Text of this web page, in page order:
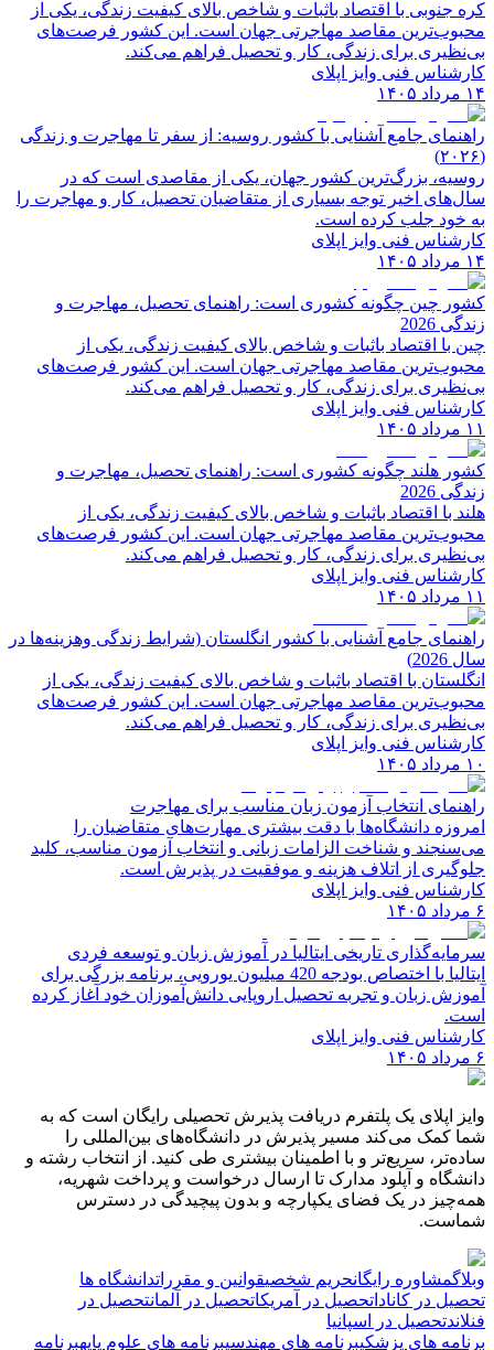
کره جنوبی با اقتصاد باثبات و شاخص‌ بالای کیفیت زندگی، یکی از
محبوب‌ترین مقاصد مهاجرتی جهان است. این کشور فرصت‌های
بی‌نظیری برای زندگی، کار و تحصیل فراهم می‌کند.
کارشناس فنی وایز اپلای
۱۴ مرداد ۱۴۰۵
راهنمای جامع آشنایی با کشور روسیه: از سفر تا مهاجرت و زندگی
(۲۰۲۶)
روسیه، بزرگ‌ترین کشور جهان، یکی از مقاصدی است که در
سال‌های اخیر توجه بسیاری از متقاضیان تحصیل، کار و مهاجرت را
به خود جلب کرده است.
کارشناس فنی وایز اپلای
۱۴ مرداد ۱۴۰۵
کشور چین چگونه کشوری است: راهنمای تحصیل، مهاجرت و
زندگی 2026
چین با اقتصاد باثبات و شاخص‌ بالای کیفیت زندگی، یکی از
محبوب‌ترین مقاصد مهاجرتی جهان است. این کشور فرصت‌های
بی‌نظیری برای زندگی، کار و تحصیل فراهم می‌کند.
کارشناس فنی وایز اپلای
۱۱ مرداد ۱۴۰۵
کشور هلند چگونه کشوری است: راهنمای تحصیل، مهاجرت و
زندگی 2026
هلند با اقتصاد باثبات و شاخص‌ بالای کیفیت زندگی، یکی از
محبوب‌ترین مقاصد مهاجرتی جهان است. این کشور فرصت‌های
بی‌نظیری برای زندگی، کار و تحصیل فراهم می‌کند.
کارشناس فنی وایز اپلای
۱۱ مرداد ۱۴۰۵
راهنمای جامع آشنایی با کشور انگلستان (شرایط زندگی وهزینه‌ها در
سال 2026)
انگلستان با اقتصاد باثبات و شاخص‌ بالای کیفیت زندگی، یکی از
محبوب‌ترین مقاصد مهاجرتی جهان است. این کشور فرصت‌های
بی‌نظیری برای زندگی، کار و تحصیل فراهم می‌کند.
کارشناس فنی وایز اپلای
۱۰ مرداد ۱۴۰۵
راهنمای انتخاب آزمون زبان مناسب برای مهاجرت
امروزه دانشگاه‌ها با دقت بیشتری مهارت‌های متقاضیان را
می‌سنجند و شناخت الزامات زبانی و انتخاب آزمون مناسب، کلید
جلوگیری از اتلاف هزینه و موفقیت در پذیرش است.
کارشناس فنی وایز اپلای
۶ مرداد ۱۴۰۵
سرمایه‌گذاری تاریخی ایتالیا در آموزش زبان و توسعه فردی
ایتالیا با اختصاص بودجه 420 میلیون یورویی، برنامه بزرگی برای
آموزش زبان و تجربه تحصیل اروپایی دانش‌آموزان خود آغاز کرده
است.
کارشناس فنی وایز اپلای
۶ مرداد ۱۴۰۵
وایز اپلای یک پلتفرم دریافت پذیرش تحصیلی رایگان است که به
شما کمک می‌کند مسیر پذیرش در دانشگاه‌های بین‌المللی را
ساده‌تر، سریع‌تر و با اطمینان بیشتری طی کنید. از انتخاب رشته و
دانشگاه و آپلود مدارک تا ارسال درخواست و پرداخت شهریه،
همه‌چیز در یک فضای یکپارچه و بدون پیچیدگی در دسترس
شماست.
وبلاگمشاوره رایگانحریم شخصیقوانین و مقرراتدانشگاه ها
تحصیل در کانادا تحصیل در آمریکاتحصیل در آلمانتحصیل در
فنلاندتحصیل در اسپانیا
برنامه های پزشکیبرنامه های مهندسیبرنامه های علوم پایهبرنامه